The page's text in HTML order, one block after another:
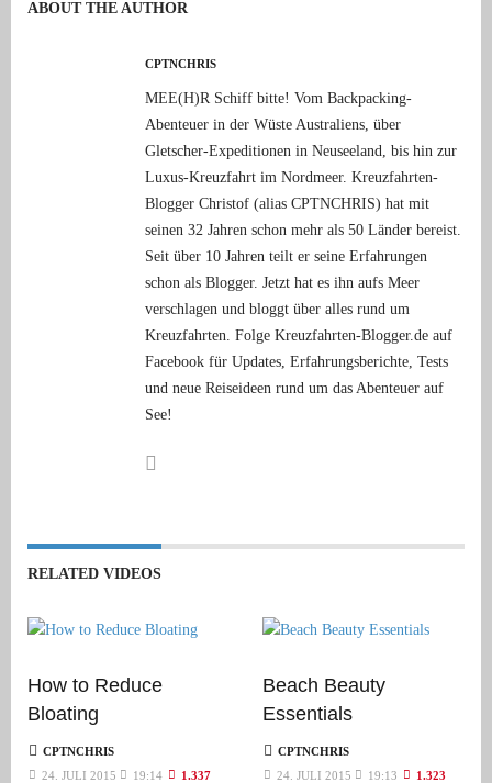
ABOUT THE AUTHOR
CPTNCHRIS
MEE(H)R Schiff bitte! Vom Backpacking-
Abenteuer in der Wüste Australiens, über
Gletscher-Expeditionen in Neuseeland, bis hin zur
Luxus-Kreuzfahrt im Nordmeer. Kreuzfahrten-
Blogger Christof (alias CPTNCHRIS) hat mit
seinen 32 Jahren schon mehr als 50 Länder bereist.
Seit über 10 Jahren teilt er seine Erfahrungen
schon als Blogger. Jetzt hat es ihn aufs Meer
verschlagen und bloggt über alles rund um
Kreuzfahrten. Folge Kreuzfahrten-Blogger.de auf
Facebook für Updates, Erfahrungsberichte, Tests
und neue Reiseideen rund um das Abenteuer auf
See!
RELATED VIDEOS
How to Reduce
Bloating
CPTNCHRIS
24. JULI 2015
19:14
1.337
Beach Beauty
Essentials
CPTNCHRIS
24. JULI 2015
19:13
1.323